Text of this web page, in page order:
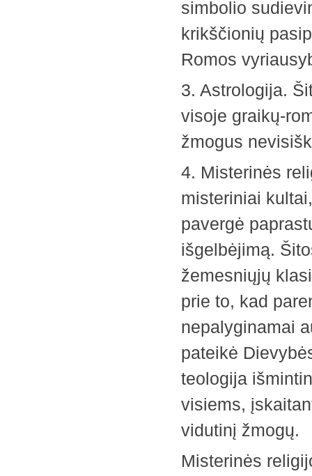
simbolio
krikščionių
Romos
3. Astrologija.
visoje graikų-
žmogus
4. Misterinės
misteriniai
pavergė
išgelbėjimą.
žemesniųjų
prie to, kad
nepalyginamai
pateikė
teologija
visiems,
vidutinį žmogų.
Misterinės